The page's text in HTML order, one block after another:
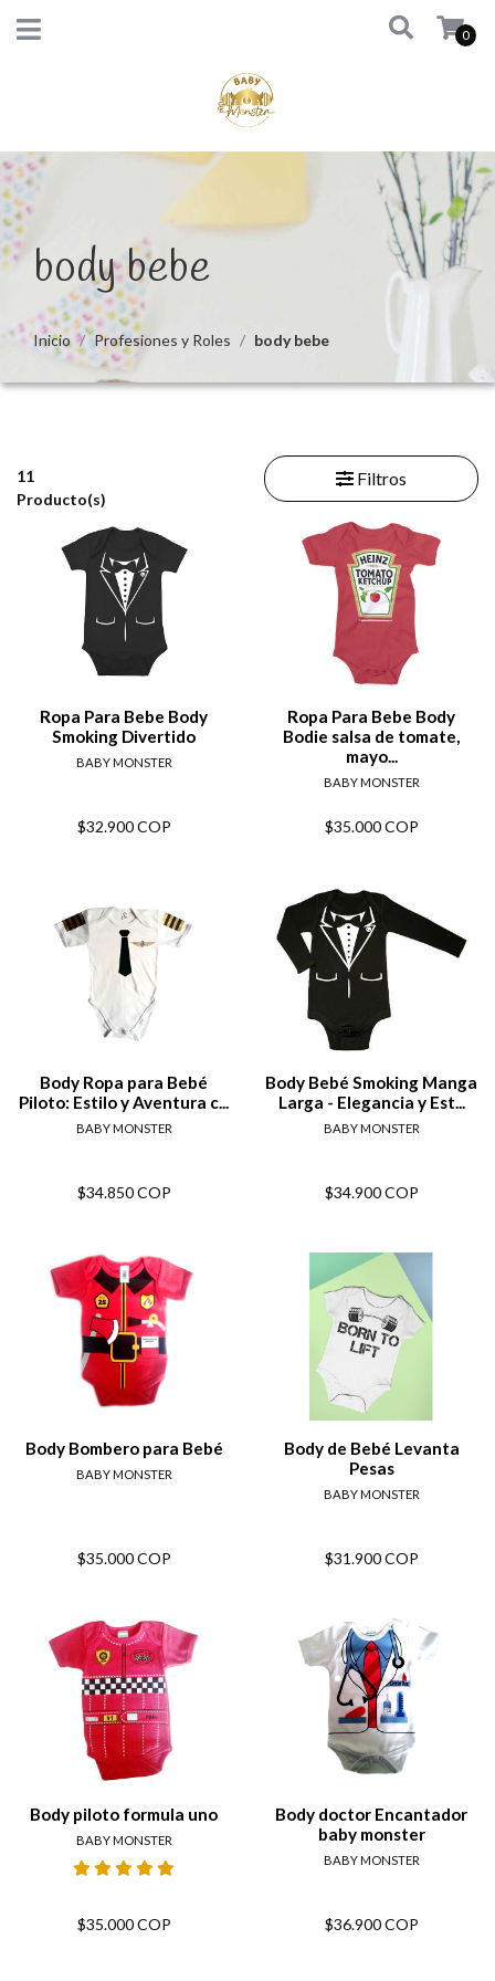
0
body bebe
Inicio Profesiones y Roles body bebe
11
Producto(s)
Filtros
Ropa Para Bebe Body
Smoking Divertido
BABY MONSTER
$32.900 COP
Ropa Para Bebe Body
Bodie salsa de tomate,
mayo...
BABY MONSTER
$35.000 COP
Body Ropa para Bebé
Piloto: Estilo y Aventura c...
BABY MONSTER
$34.850 COP
Body Bebé Smoking Manga
Larga - Elegancia y Est...
BABY MONSTER
$34.900 COP
Body Bombero para Bebé
BABY MONSTER
$35.000 COP
Body de Bebé Levanta
Pesas
BABY MONSTER
$31.900 COP
Body piloto formula uno
BABY MONSTER
$35.000 COP
Body doctor Encantador
baby monster
BABY MONSTER
$36.900 COP